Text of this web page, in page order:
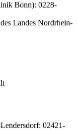
Bonn): 0228-
Landes Nordrhein-
02421-